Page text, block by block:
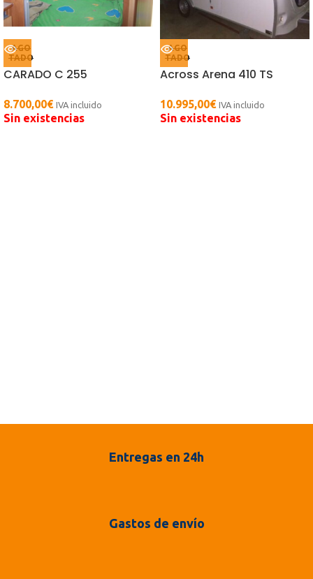
AGO
TADO
CARADO C 255
8.700,00€ IVA incluido
Sin existencias
AGO
TADO
Across Arena 410 TS
10.995,00€ IVA incluido
Sin existencias
Entregas en 24h
Gastos de envío